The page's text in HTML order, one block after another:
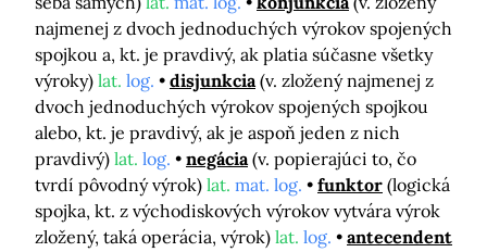
najmenej z dvoch jednoduchých výrokov spojených
spojkou a, kt. je pravdivý, ak platia súčasne všetky
výroky) lat. log. disjunkcia (v. zložený najmenej z
dvoch jednoduchých výrokov spojených spojkou
alebo, kt. je pravdivý, ak je aspoň jeden z nich
pravdivý) lat. log. negácia (v. popierajúci to, čo
tvrdí pôvodný výrok) lat. mat. log. funktor (logická
spojka, kt. z východiskových výrokov vytvára výrok
zložený, taká operácia, výrok) lat. log.
antecendent